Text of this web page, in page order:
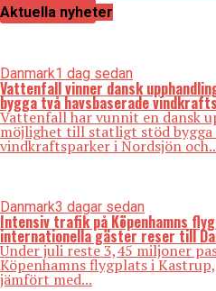
Aktuella nyheter
Danmark1 dag sedan
Vattenfall vinner dansk
bygga två havsbaserade
Vattenfall har vunnit en dansk
möjlighet till statligt stöd bygga
vindkraftsparker i Nordsjön
Danmark3 dagar sedan
Intensiv trafik på Köpenhamns
internationella gäster reser till
Under juli reste 3,45 miljoner
Köpenhamns flygplats i
jämfört med...